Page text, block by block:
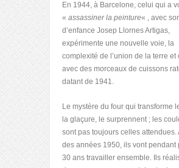
En 1944, à Barcelone, celui qui a
« assassiner la peinture« , avec
d’enfance Josep Llornes Artigas,
expérimente une nouvelle voie, la
complexité de l’union de la terre et
avec des morceaux de cuissons
datant de 1941.
Le mystère du four qui transforme
la glaçure, le surprennent ; les
sont pas toujours celles attendues.
des années 1950, ils vont pendant
30 ans travailler ensemble. Ils